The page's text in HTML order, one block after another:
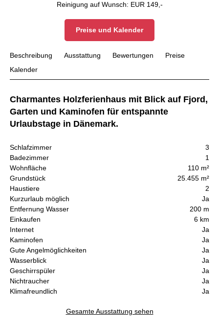
Reinigung auf Wunsch: EUR 149,-
Preise und Kalender
Beschreibung Ausstattung Bewertungen
Preise
Kalender
Charmantes Holzferienhaus mit Blick auf Fjord,
Garten und Kaminofen für entspannte
Urlaubstage in Dänemark.
Schlafzimmer
3
Badezimmer
1
Wohnfläche
110 m²
Grundstück
25.455 m²
Haustiere
2
Kurzurlaub möglich
Ja
Entfernung Wasser
200 m
Einkaufen
6 km
Internet
Ja
Kaminofen
Ja
Gute Angelmöglichkeiten
Ja
Wasserblick
Ja
Geschirrspüler
Ja
Nichtraucher
Ja
Klimafreundlich
Ja
Gesamte Ausstattung sehen